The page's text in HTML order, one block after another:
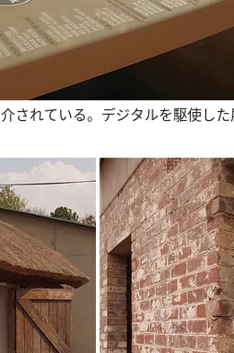
されている。デジタルを駆使し